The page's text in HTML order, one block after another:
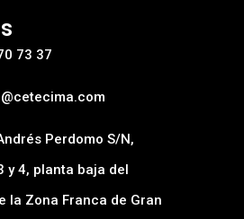
73 37
Perdomo S/N,
y 4, planta baja del
la Zona Franca de Gran